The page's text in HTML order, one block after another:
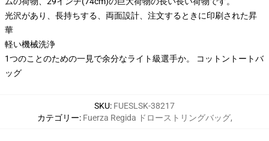
光沢があり、長持ちする、両面設計、注文するときに印刷された昇
華
軽い機械洗浄
1つのことのための一見で余分なライト級選手か。 コットントートバ
ッグ
SKU: FUESLSK-38217
カテゴリー: Fuerza Regida ドローストリングバッグ,